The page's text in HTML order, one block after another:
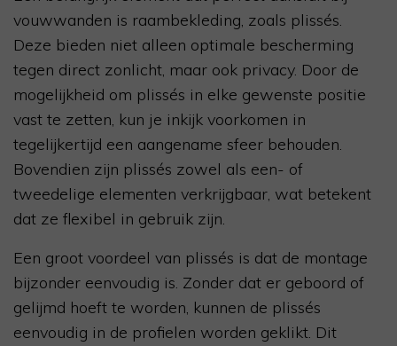
vouwwanden is raambekleding, zoals plissés.
Deze bieden niet alleen optimale bescherming
tegen direct zonlicht, maar ook privacy. Door de
mogelijkheid om plissés in elke gewenste positie
vast te zetten, kun je inkijk voorkomen in
tegelijkertijd een aangename sfeer behouden.
Bovendien zijn plissés zowel als een- of
tweedelige elementen verkrijgbaar, wat betekent
dat ze flexibel in gebruik zijn.
Een groot voordeel van plissés is dat de montage
bijzonder eenvoudig is. Zonder dat er geboord of
gelijmd hoeft te worden, kunnen de plissés
eenvoudig in de profielen worden geklikt. Dit